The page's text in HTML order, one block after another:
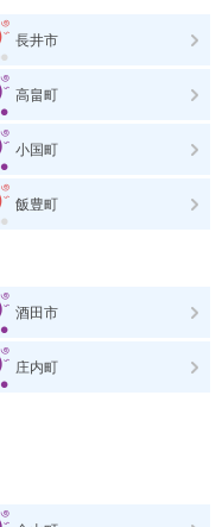
長井市
高畠町
小国町
飯豊町
酒田市
庄内町